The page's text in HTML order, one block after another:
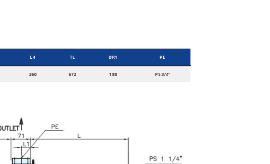
L4 TL ØR1 PE
260 672 180 PS 3/4″